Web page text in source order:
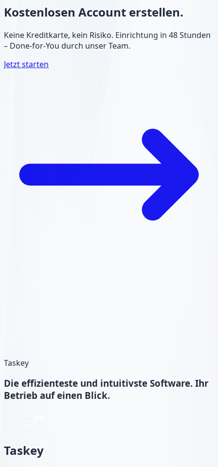
Kostenlosen Account erstellen.
Keine Kreditkarte, kein Risiko. Einrichtung in 48 Stunden
– Done-for-You durch unser Team.
Jetzt starten
Taskey
Die effizienteste und intuitivste Software. Ihr
Betrieb auf einen Blick.
Taskey